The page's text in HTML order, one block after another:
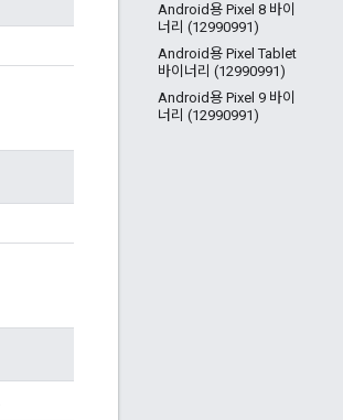
Android용 Pixel 8 바이
너리 (12990991)
Android용 Pixel Tablet
바이너리 (12990991)
Android용 Pixel 9 바이
너리 (12990991)